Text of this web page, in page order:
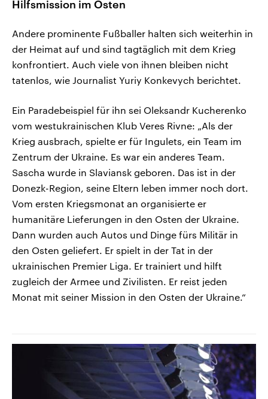
Hilfsmission im Osten
Andere prominente Fußballer halten sich weiterhin in
der Heimat auf und sind tagtäglich mit dem Krieg
konfrontiert. Auch viele von ihnen bleiben nicht
tatenlos, wie Journalist Yuriy Konkevych berichtet.
Ein Paradebeispiel für ihn sei Oleksandr Kucherenko
vom westukrainischen Klub Veres Rivne: „Als der
Krieg ausbrach, spielte er für Ingulets, ein Team im
Zentrum der Ukraine. Es war ein anderes Team.
Sascha wurde in Slaviansk geboren. Das ist in der
Donezk-Region, seine Eltern leben immer noch dort.
Vom ersten Kriegsmonat an organisierte er
humanitäre Lieferungen in den Osten der Ukraine.
Dann wurden auch Autos und Dinge fürs Militär in
den Osten geliefert. Er spielt in der Tat in der
ukrainischen Premier Liga. Er trainiert und hilft
zugleich der Armee und Zivilisten. Er reist jeden
Monat mit seiner Mission in den Osten der Ukraine.“